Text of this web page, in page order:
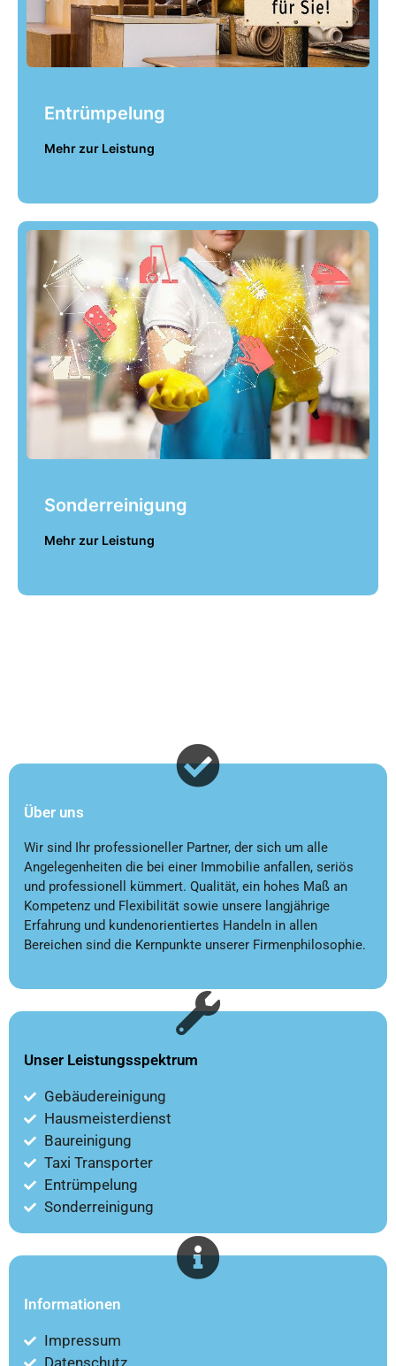
Entrümpelung
Mehr zur Leistung
Sonderreinigung
Mehr zur Leistung
Über uns​
Wir sind Ihr professioneller Partner, der sich um alle
Angelegenheiten die bei einer Immobilie anfallen, seriös
und professionell kümmert. Qualität, ein hohes Maß an
Kompetenz und Flexibilität sowie unsere langjährige
Erfahrung und kundenorientiertes Handeln in allen
Bereichen sind die Kernpunkte unserer Firmenphilosophie.
Unser Leistungsspektrum​
Gebäudereinigung
Hausmeisterdienst
Baureinigung
Taxi Transporter
Entrümpelung
Sonderreinigung
Informationen​
Impressum